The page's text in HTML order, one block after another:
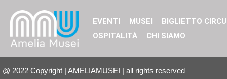
EVENTI MUSEI BIGLIETTO
OSPITALITÀ
CHI SIAMO
@ 2022 Copyright | AMELIAMUSEI | all rights reserved